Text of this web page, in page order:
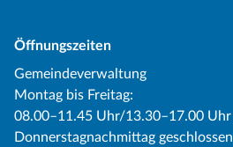
Öffnungszeiten
Gemeindeverwaltung
Montag bis Freitag:
08.00–11.45 Uhr/13.30–17.00 Uhr
Donnerstagnachmittag geschlossen